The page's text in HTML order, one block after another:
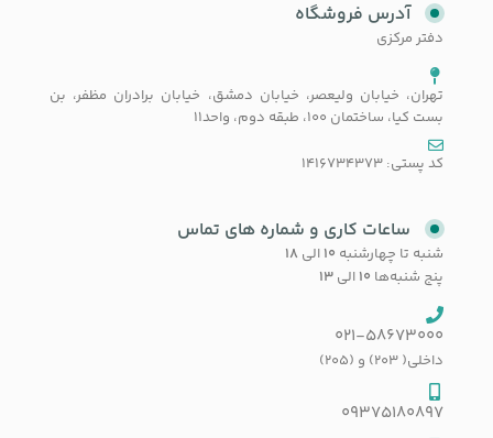
آدرس فروشگاه
دفتر مرکزی
تهران، خیابان ولیعصر، خیابان دمشق، خیابان برادران مظفر، بن
بست کیا، ساختمان 100، طبقه دوم، واحد11
کد پستی: 1416734373
ساعات کاری و شماره های تماس
شنبه تا چهارشنبه ۱۰ الی ۱۸
پنج شنبه‌ها ۱۰ الی ۱۳
021-58673000
داخلی( 203) و (205)
09375180897